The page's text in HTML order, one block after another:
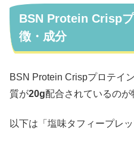
BSN Protein Crisp
徴・成分
BSN Protein Crispプロテイ
質が20g配合されているのが
以下は「塩味タフィープレ